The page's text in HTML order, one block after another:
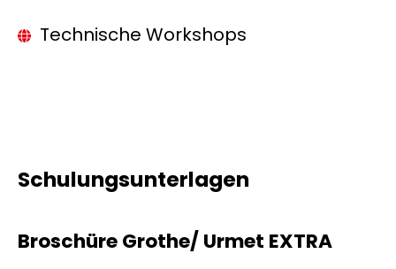
Technische Workshops
Schulungsunterlagen
Broschüre Grothe/ Urmet EXTRA